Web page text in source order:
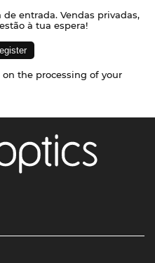
entrada. Vendas privadas,
à tua espera!
the processing of your